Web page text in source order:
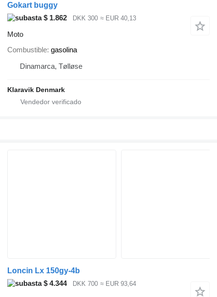
Gokart buggy
$ 1.862
DKK 300 ≈ EUR 40,13
Moto
Combustible gasolina
Dinamarca, Tølløse
Klaravik Denmark
Loncin Lx 150gy-4b
$ 4.344
DKK 700 ≈ EUR 93,64